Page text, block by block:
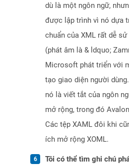
dù là một ngôn ngữ,
được lập trình vì nó dựa
chuẩn của XML rất dễ
(phát âm là & ldquo;
Microsoft phát triển với
tạo giao diện người
nó là viết tắt của ngôn
mở rộng, trong đó
Các tệp XAML đôi khi
ích mở rộng XOML.
Tôi có thể tìm ghi chú